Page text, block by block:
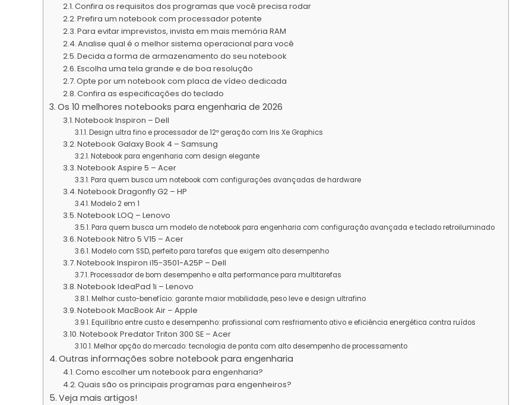
Confira os requisitos dos programas que você precisa rodar
Prefira um notebook com processador potente
Para evitar imprevistos, invista em mais memória RAM
Analise qual é o melhor sistema operacional para você
Decida a forma de armazenamento do seu notebook
Escolha uma tela grande e de boa resolução
Opte por um notebook com placa de vídeo dedicada
Confira as especificações do teclado
Os 10 melhores notebooks para engenharia de 2026
Notebook Inspiron – Dell
Design ultra fino e processador de 12ª geração com Iris Xe Graphics
Notebook Galaxy Book 4 – Samsung
Notebook para engenharia com design elegante
Notebook Aspire 5 – Acer
Para quem busca um notebook com configurações avançadas de hardware
Notebook Dragonfly G2 – HP
Modelo 2 em 1
Notebook LOQ – Lenovo
Para quem busca um modelo de notebook para engenharia com configuração avançada e teclado retroiluminado
Notebook Nitro 5 V15 – Acer
Modelo com SSD, perfeito para tarefas que exigem alto desempenho
Notebook Inspiron i15-3501-A25P – Dell
Processador de bom desempenho e alta performance para multitarefas
Notebook IdeaPad 1i – Lenovo
Melhor custo-benefício: garante maior mobilidade, peso leve e design ultrafino
Notebook MacBook Air – Apple
Equilíbrio entre custo e desempenho: profissional com resfriamento ativo e eficiência energética contra ruídos
Notebook Predator Triton 300 SE – Acer
Melhor opção do mercado: tecnologia de ponta com alto desempenho de processamento
Outras informações sobre notebook para engenharia
Como escolher um notebook para engenharia?
Quais são os principais programas para engenheiros?
Veja mais artigos!